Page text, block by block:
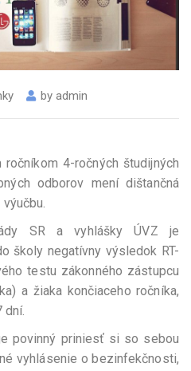
by admin
4-ročných študijných
odborov mení dištančná
SR a vyhlášky ÚVZ je
školy negatívny výsledok RT-
testu zákonného zástupcu
a žiaka končiaceho ročníka,
dní.
povinný priniesť si so sebou
vyhlásenie o bezinfekčnosti,